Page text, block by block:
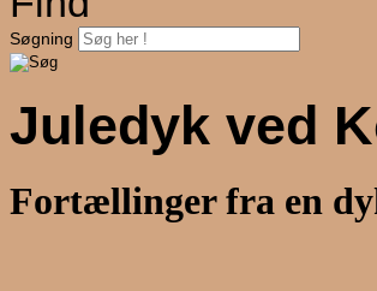
Søgning
Juledyk ved
Fortællinger fra en